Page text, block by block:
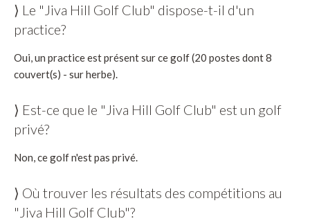
⟩ Le "Jiva Hill Golf Club" dispose-t-il d'un
practice?
Oui, un practice est présent sur ce golf (20 postes dont 8
couvert(s) - sur herbe).
⟩ Est-ce que le "Jiva Hill Golf Club" est un golf
privé?
Non, ce golf n'est pas privé.
⟩ Où trouver les résultats des compétitions au
"Jiva Hill Golf Club"?